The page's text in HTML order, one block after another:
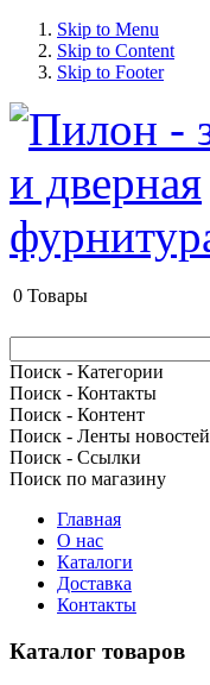
Skip to Menu
Skip to Content
Skip to Footer
0 Товары
Поиск - Категории
Поиск - Контакты
Поиск - Контент
Поиск - Ленты новостей
Поиск - Ссылки
Поиск по магазину
Главная
О нас
Каталоги
Доставка
Контакты
Каталог товаров